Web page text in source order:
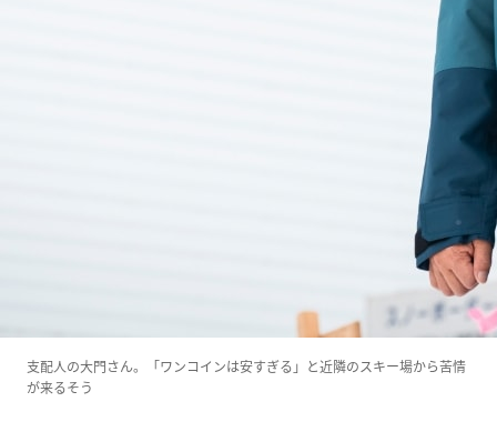
支配人の大門さん。「ワンコインは安すぎる」と近隣のスキー場から苦情
が来るそう